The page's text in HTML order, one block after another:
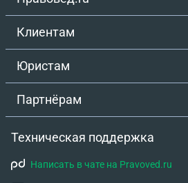
Клиентам
Юристам
Партнёрам
Техническая поддержка
Написать в чате на Pravoved.ru